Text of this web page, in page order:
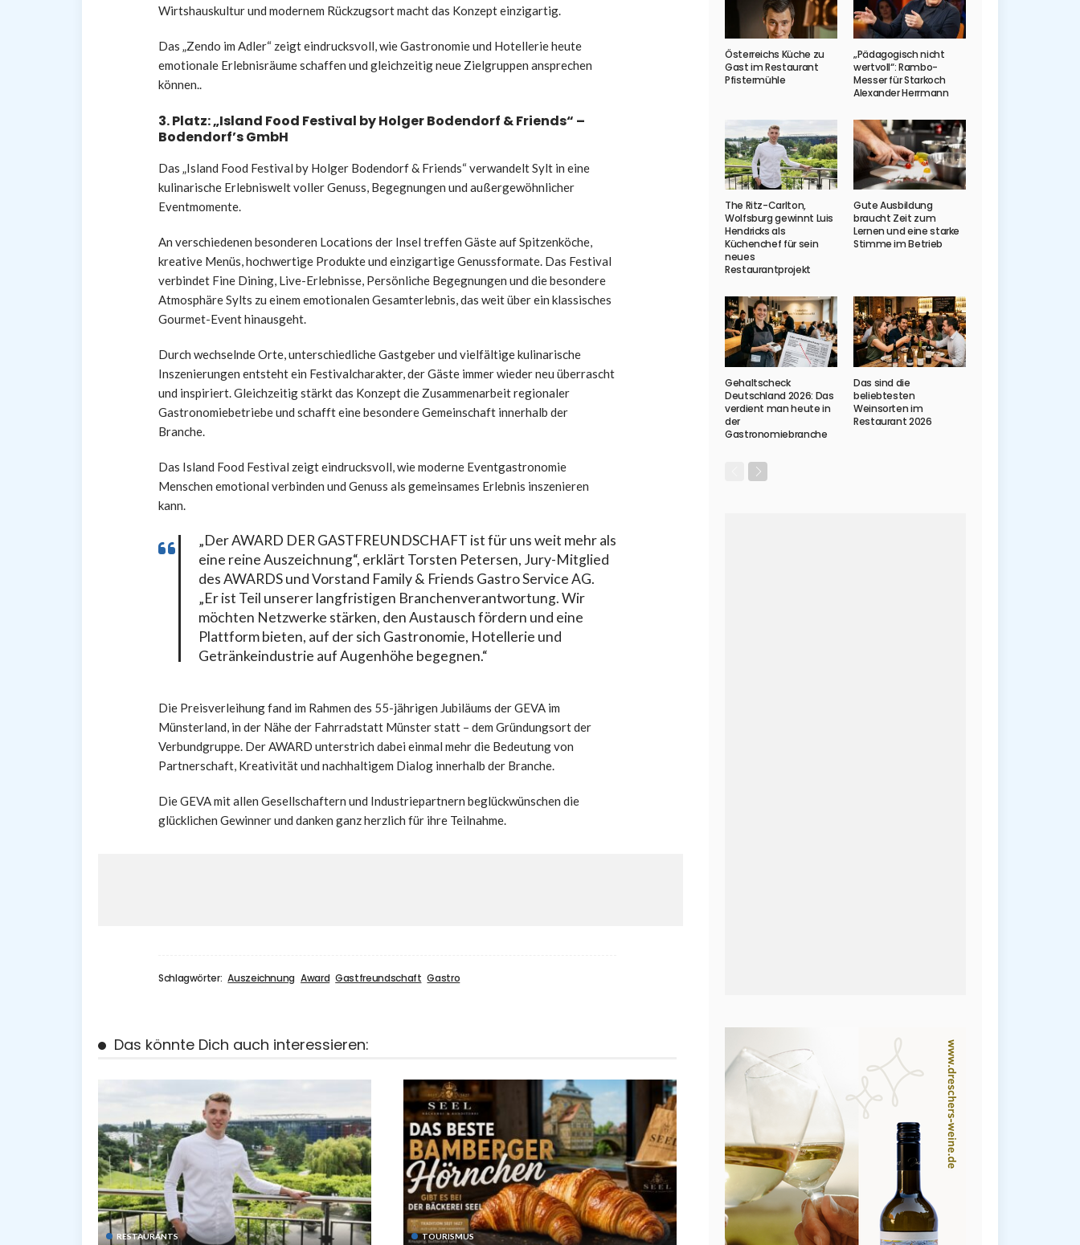
Wirtshauskultur und modernem Rückzugsort macht das Konzept einzigartig.
Das „Zendo im Adler“ zeigt eindrucksvoll, wie Gastronomie und Hotellerie heute
emotionale Erlebnisräume schaffen und gleichzeitig neue Zielgruppen ansprechen
können..
3. Platz: „Island Food Festival by Holger Bodendorf & Friends“ –
Bodendorf’s GmbH
Das „Island Food Festival by Holger Bodendorf & Friends“ verwandelt Sylt in eine
kulinarische Erlebniswelt voller Genuss, Begegnungen und außergewöhnlicher
Eventmomente.
An verschiedenen besonderen Locations der Insel treffen Gäste auf Spitzenköche,
kreative Menüs, hochwertige Produkte und einzigartige Genussformate. Das Festival
verbindet Fine Dining, Live-Erlebnisse, Persönliche Begegnungen und die besondere
Atmosphäre Sylts zu einem emotionalen Gesamterlebnis, das weit über ein klassisches
Gourmet-Event hinausgeht.
Durch wechselnde Orte, unterschiedliche Gastgeber und vielfältige kulinarische
Inszenierungen entsteht ein Festivalcharakter, der Gäste immer wieder neu überrascht
und inspiriert. Gleichzeitig stärkt das Konzept die Zusammenarbeit regionaler
Gastronomiebetriebe und schafft eine besondere Gemeinschaft innerhalb der
Branche.
Das Island Food Festival zeigt eindrucksvoll, wie moderne Eventgastronomie
Menschen emotional verbinden und Genuss als gemeinsames Erlebnis inszenieren
kann.
„Der AWARD DER GASTFREUNDSCHAFT ist für uns weit mehr als
eine reine Auszeichnung“, erklärt Torsten Petersen, Jury-Mitglied
des AWARDS und Vorstand Family & Friends Gastro Service AG.
„Er ist Teil unserer langfristigen Branchenverantwortung. Wir
möchten Netzwerke stärken, den Austausch fördern und eine
Plattform bieten, auf der sich Gastronomie, Hotellerie und
Getränkeindustrie auf Augenhöhe begegnen.“
Die Preisverleihung fand im Rahmen des 55-jährigen Jubiläums der GEVA im
Münsterland, in der Nähe der Fahrradstatt Münster statt – dem Gründungsort der
Verbundgruppe. Der AWARD unterstrich dabei einmal mehr die Bedeutung von
Partnerschaft, Kreativität und nachhaltigem Dialog innerhalb der Branche.
Die GEVA mit allen Gesellschaftern und Industriepartnern beglückwünschen die
glücklichen Gewinner und danken ganz herzlich für ihre Teilnahme.
Schlagwörter: Auszeichnung Award Gastfreundschaft Gastro
Das könnte Dich auch interessieren:
RESTAURANTS TOURISMUS
Österreichs Küche zu
Gast im Restaurant
Pfistermühle
„Pädagogisch nicht
wertvoll“: Rambo-
Messer für Starkoch
Alexander Herrmann
The Ritz-Carlton,
Wolfsburg gewinnt Luis
Hendricks als
Küchenchef für sein
neues
Restaurantprojekt
Gute Ausbildung
braucht Zeit zum
Lernen und eine starke
Stimme im Betrieb
Gehaltscheck
Deutschland 2026: Das
verdient man heute in
der
Gastronomiebranche
Das sind die
beliebtesten
Weinsorten im
Restaurant 2026